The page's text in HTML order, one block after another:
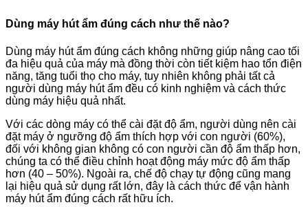
Dùng máy hút ẩm đúng cách như thế nào?
Dùng máy hút ẩm đúng cách không những giúp nâng cao tối
đa hiệu quả của máy mà đồng thời còn tiết kiệm hao tổn điện
năng, tăng tuổi thọ cho máy, tuy nhiên không phải tất cả
người dùng máy hút ẩm đều có kinh nghiệm và cách thức
dùng máy hiệu quả nhất.
Với các dòng máy có thể cài đặt độ ẩm, người dùng nên cài
đặt máy ở ngưỡng độ ẩm thích hợp với con người (60%),
đối với không gian không có con người cần độ ẩm thấp hơn,
chúng ta có thể điều chỉnh hoạt động máy mức độ ẩm thấp
hơn (40 – 50%). Ngoài ra, chế độ chạy tự động cũng mang
lại hiệu quả sử dụng rất lớn, đây là cách thức để vận hành
máy hút ẩm đúng cách rất hữu ích.